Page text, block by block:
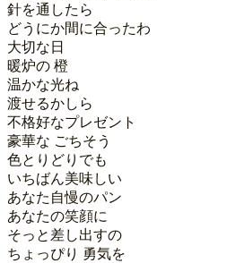
針を通したら
どうにか間に合ったわ
大切な日
暖炉の 橙
温かな光ね
渡せるかしら
不格好なプレゼント
豪華な ごちそう
色とりどりでも
いちばん美味しい
あなた自慢のパン
あなたの笑顔に
そっと差し出すの
ちょっぴり 勇気を